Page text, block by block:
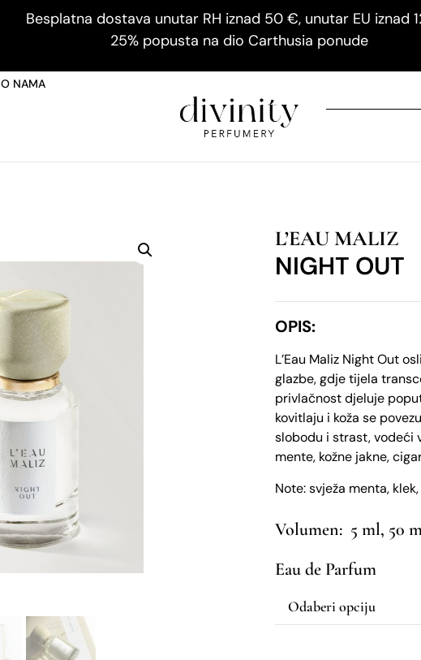
Besplatna dostava unutar RH iznad 50 €, unutar EU iznad
25% popusta na dio Carthusia ponude
O NAMA
L’EAU MALIZ
NIGHT OUT
OPIS:
L’Eau Maliz Night Out
glazbe, gdje tijela
privlačnost djeluje
kovitlaju i koža se
slobodu i strast, vodeći
mente, kožne jakne,
Note: svježa menta,
5 ml, 50
Eau de Parfum